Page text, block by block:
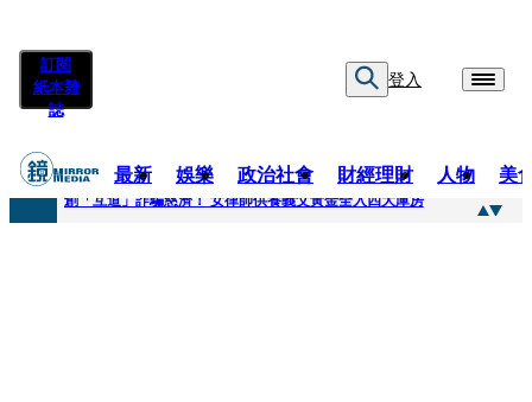
訂閱
紙本雜
誌
登入
最新 娛樂 政治社會 財經理財 人物 美
快訊
創「互道」詐騙慈濟！ 女律師供養義父黃金全入四大庫房